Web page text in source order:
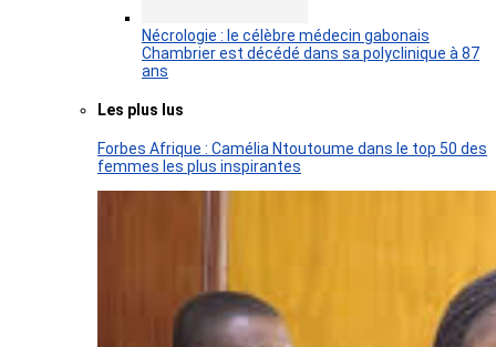
Nécrologie : le célèbre médecin gabonais
Chambrier est décédé dans sa polyclinique à 87
ans
Les plus lus
Forbes Afrique : Camélia Ntoutoume dans le top 50 des
femmes les plus inspirantes